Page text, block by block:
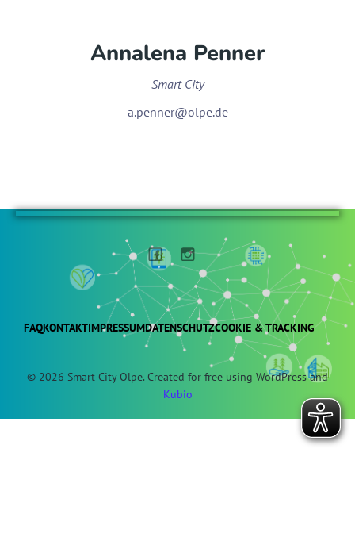
Annalena Penner
Smart City
a.penner@olpe.de
FAQKONTAKTIMPRESSUMDATENSCHUTZCOOKIE & TRACKING
© 2026 Smart City Olpe. Created for free using WordPress and
Kubio